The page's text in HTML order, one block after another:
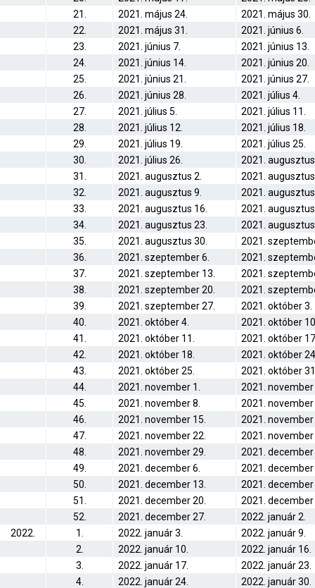
21.
2021. május 24.
2021. május 30.
22.
2021. május 31.
2021. június 6.
23.
2021. június 7.
2021. június 13.
24.
2021. június 14.
2021. június 20.
25.
2021. június 21.
2021. június 27.
26.
2021. június 28.
2021. július 4.
27.
2021. július 5.
2021. július 11.
28.
2021. július 12.
2021. július 18.
29.
2021. július 19.
2021. július 25.
30.
2021. július 26.
2021.
31.
2021. augusztus 2.
2021.
32.
2021. augusztus 9.
2021.
33.
2021. augusztus 16.
2021.
34.
2021. augusztus 23.
2021.
35.
2021. augusztus 30.
2021.
36.
2021. szeptember 6.
2021.
37.
2021. szeptember 13.
2021.
38.
2021. szeptember 20.
2021.
39.
2021. szeptember 27.
2021. október 3.
40.
2021. október 4.
2021. október
41.
2021. október 11.
2021. október
42.
2021. október 18.
2021. október
43.
2021. október 25.
2021. október
44.
2021. november 1.
2021. november
45.
2021. november 8.
2021. november
46.
2021. november 15.
2021. november
47.
2021. november 22.
2021. november
48.
2021. november 29.
2021. december
49.
2021. december 6.
2021. december
50.
2021. december 13.
2021. december
51.
2021. december 20.
2021. december
52.
2021. december 27.
2022. január 2.
2022.
1. 2022. január 3.
2022. január 9.
2.
2022. január 10.
2022. január 16.
3.
2022. január 17.
2022. január 23.
4.
2022. január 24.
2022. január 30.